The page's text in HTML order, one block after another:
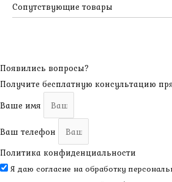
Сопутствующие товары
Появились вопросы?
Получите бесплатную консультацию
Ваше имя
Ваш телефон
Политика конфиденциальности
Я даю согласие на обработку